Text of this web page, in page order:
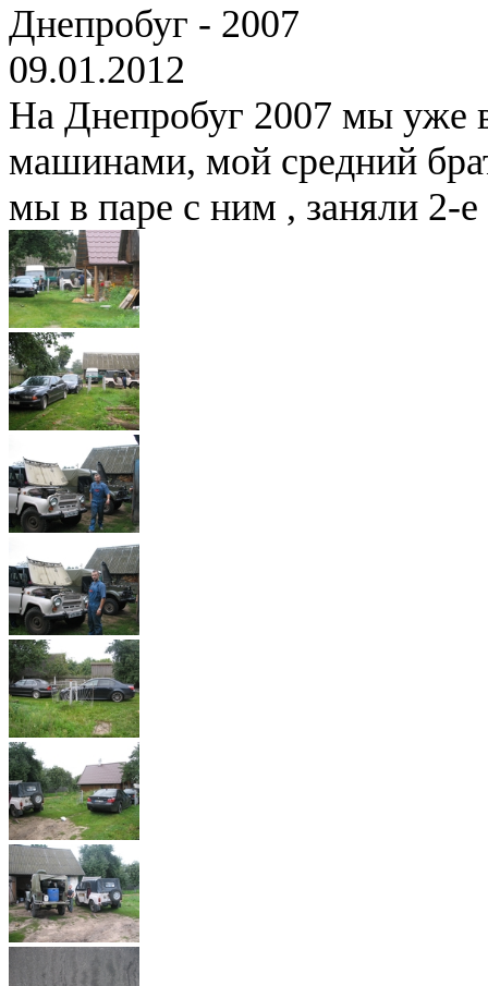
Днепробуг - 2007
09.01.2012
На Днепробуг 2007 мы уже
машинами, мой средний
мы в паре с ним , заняли 2-